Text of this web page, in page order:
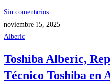
Sin comentarios
noviembre 15, 2025
Alberic
Toshiba Alberic,
Técnico Toshiba en